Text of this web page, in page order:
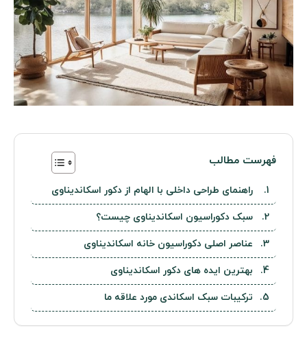
فهرست مطالب
راهنمای طراحی داخلی با الهام از دکور اسکاندیناوی
سبک دکوراسیون اسکاندیناوی چیست؟
عناصر اصلی دکوراسیون خانه اسکاندیناوی
بهترین ایده های دکور اسکاندیناوی
ترکیبات سبک اسکاندی مورد علاقه ما